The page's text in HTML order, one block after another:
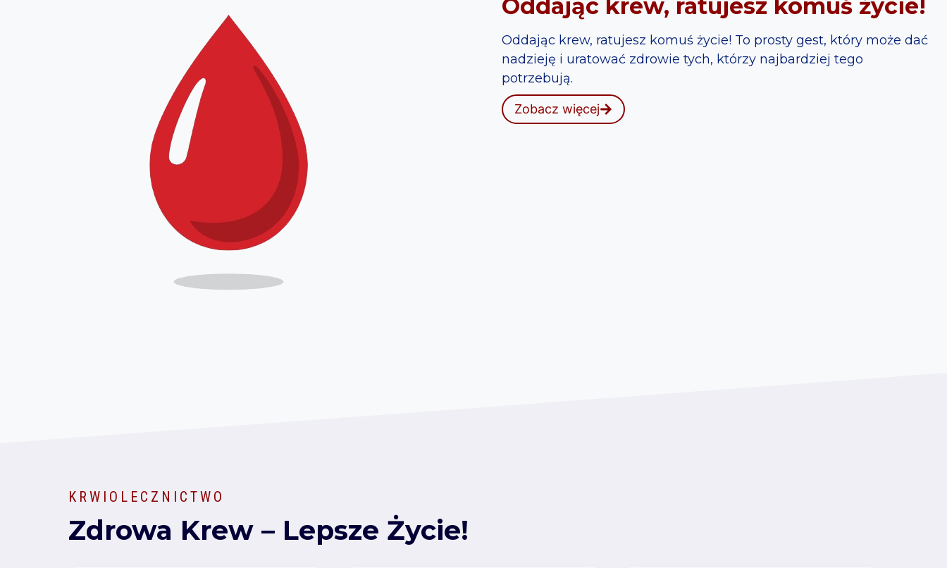
Oddając krew, ratujesz komuś życie!
Oddając krew, ratujesz komuś życie! To prosty gest, który może dać
nadzieję i uratować zdrowie tych, którzy najbardziej tego
potrzebują.
Zobacz więcej
KRWIOLECZNICTWO
Zdrowa Krew – Lepsze Życie!